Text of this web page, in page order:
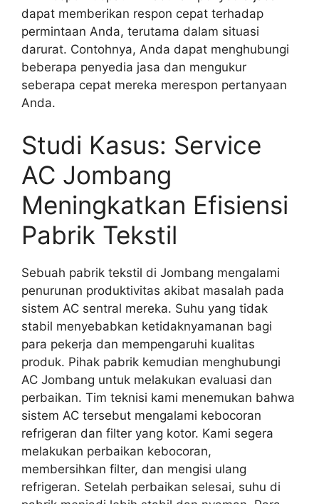
dapat memberikan respon cepat terhadap
permintaan Anda, terutama dalam situasi
darurat. Contohnya, Anda dapat menghubungi
beberapa penyedia jasa dan mengukur
seberapa cepat mereka merespon pertanyaan
Anda.
Studi Kasus: Service
AC Jombang
Meningkatkan Efisiensi
Pabrik Tekstil
Sebuah pabrik tekstil di Jombang mengalami
penurunan produktivitas akibat masalah pada
sistem AC sentral mereka. Suhu yang tidak
stabil menyebabkan ketidaknyamanan bagi
para pekerja dan mempengaruhi kualitas
produk. Pihak pabrik kemudian menghubungi
AC Jombang untuk melakukan evaluasi dan
perbaikan. Tim teknisi kami menemukan bahwa
sistem AC tersebut mengalami kebocoran
refrigeran dan filter yang kotor. Kami segera
melakukan perbaikan kebocoran,
membersihkan filter, dan mengisi ulang
refrigeran. Setelah perbaikan selesai, suhu di